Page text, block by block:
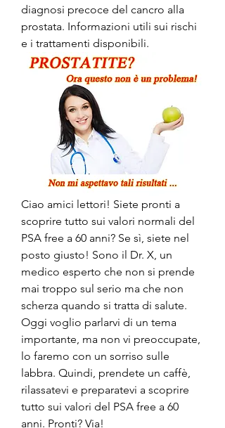
diagnosi precoce del cancro alla
prostata. Informazioni utili sui rischi
e i trattamenti disponibili.
Ciao amici lettori! Siete pronti a
scoprire tutto sui valori normali del
PSA free a 60 anni? Se sì, siete nel
posto giusto! Sono il Dr. X, un
medico esperto che non si prende
mai troppo sul serio ma che non
scherza quando si tratta di salute.
Oggi voglio parlarvi di un tema
importante, ma non vi preoccupate,
lo faremo con un sorriso sulle
labbra. Quindi, prendete un caffè,
rilassatevi e preparatevi a scoprire
tutto sui valori del PSA free a 60
anni. Pronti? Via!